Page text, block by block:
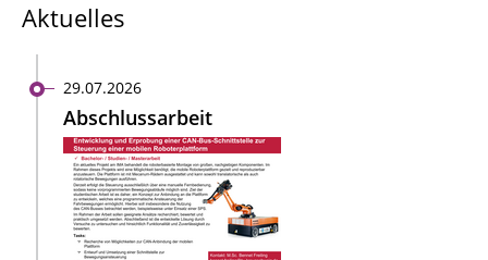
Aktuelles
29.07.2026
Abschlussarbeit